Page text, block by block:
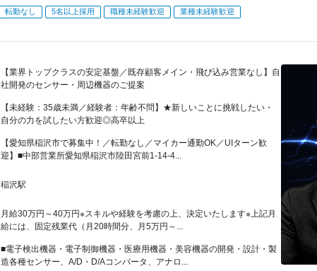
転勤なし 5名以上採用 職種未経験歓迎 業種未経験歓迎
【業界トップクラスの安定基盤／既存顧客メイン・飛び込み営業なし】自
社開発のセンサー・周辺機器のご提案
【未経験：35歳未満／経験者：年齢不問】★新しいことに挑戦したい・
自分の力を試したい方歓迎◎高卒以上
【愛知県稲沢市で募集中！／転勤なし／マイカー通勤OK／UIターン歓
迎】■中部営業所愛知県稲沢市陸田宮前1-14-4...
稲沢駅
月給30万円～40万円※スキルや経験を考慮の上、決定いたします※上記月
給には、固定残業代（月20時間分、月5万円～...
■電子検出機器・電子制御機器・医療用機器・美容機器の開発・設計・製
造各種センサー、A/D・D/Aコンバータ、アナロ...